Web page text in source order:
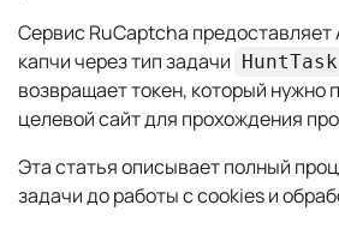
Сервис RuCaptcha предоставляет
капчи через тип задачи
HuntTask
возвращает токен, который нужно
целевой сайт для прохождения
Эта статья описывает полный
задачи до работы с cookies и